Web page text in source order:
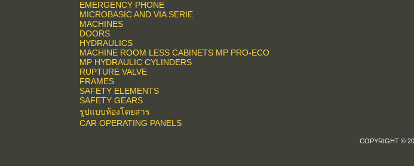
EMERGENCY PHONE
MICROBASIC AND VIA SERIE
MACHINES
DOORS
HYDRAULICS
MACHINE ROOM LESS CABINETS MP PRO-ECO
MP HYDRAULIC CYLINDERS
RUPTURE VALVE
FRAMES
SAFETY ELEMENTS
SAFETY GEARS
รูปแบบห้องโดยสาร
CAR OPERATING PANELS
COPYRIGHT ©